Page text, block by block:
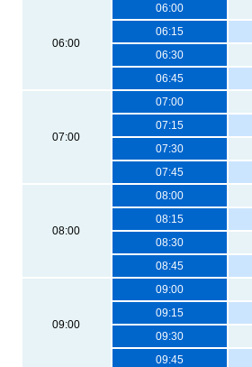
06:00
06:00
06:15
06:30
06:45
07:00
07:00
07:15
07:30
07:45
08:00
08:00
08:15
08:30
08:45
09:00
09:00
09:15
09:30
09:45